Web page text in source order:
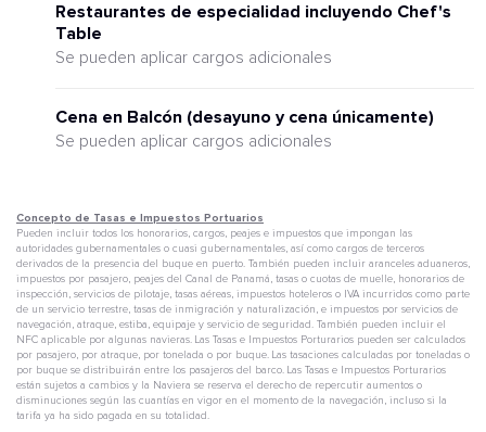
Restaurantes de especialidad incluyendo Chef's
Table
Se pueden aplicar cargos adicionales
Cena en Balcón (desayuno y cena únicamente)
Se pueden aplicar cargos adicionales
Concepto de Tasas e Impuestos Portuarios
Pueden incluir todos los honorarios, cargos, peajes e impuestos que impongan las
autoridades gubernamentales o cuasi gubernamentales, así como cargos de terceros
derivados de la presencia del buque en puerto. También pueden incluir aranceles aduaneros,
impuestos por pasajero, peajes del Canal de Panamá, tasas o cuotas de muelle, honorarios de
inspección, servicios de pilotaje, tasas aéreas, impuestos hoteleros o IVA incurridos como parte
de un servicio terrestre, tasas de inmigración y naturalización, e impuestos por servicios de
navegación, atraque, estiba, equipaje y servicio de seguridad. También pueden incluir el
NFC aplicable por algunas navieras. Las Tasas e Impuestos Porturarios pueden ser calculados
por pasajero, por atraque, por tonelada o por buque. Las tasaciones calculadas por toneladas o
por buque se distribuirán entre los pasajeros del barco. Las Tasas e Impuestos Porturarios
están sujetos a cambios y la Naviera se reserva el derecho de repercutir aumentos o
disminuciones según las cuantías en vigor en el momento de la navegación, incluso si la
tarifa ya ha sido pagada en su totalidad.